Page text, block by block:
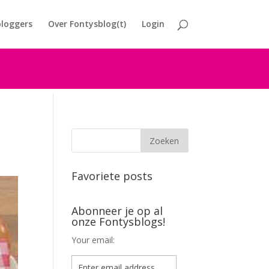
Over Fontysblog(t) Login
Favoriete posts
Abonneer je op al
onze Fontysblogs!
Your email: